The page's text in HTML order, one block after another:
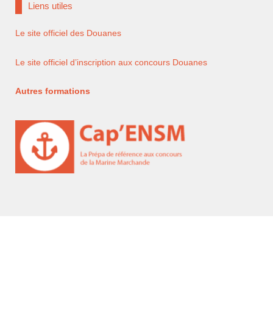
Liens utiles
Le site officiel des Douanes
Le site officiel d’inscription aux concours Douanes
Autres formations